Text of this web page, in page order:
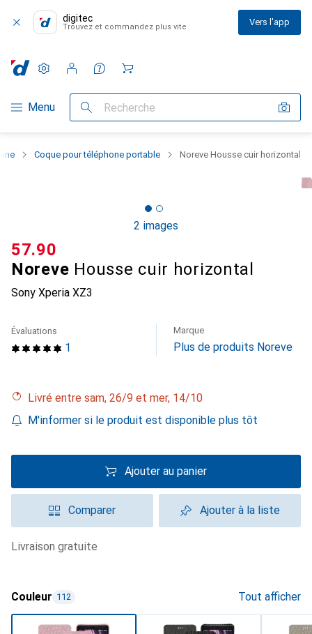
digitec
Trouvez et commandez plus vite Vers l'app
Navigation par catégorie
Menu Recherche
Paramètres
Compte client
Listes de comparaison
Listes d'envies
Panier
Coque pour téléphone portable Noreve Housse cuir horizontal
2 images
Noreve Housse cuir horizontal
Sony Xperia XZ3
CHF
57.90
1
Évaluations Marque
Plus de produits Noreve
Livré entre sam, 26/9 et mer, 14/10
M'informer si le produit est disponible plus tôt
Ajouter au panier
Comparer Ajouter à la liste
livraison gratuite
Couleur 112 Tout afficher